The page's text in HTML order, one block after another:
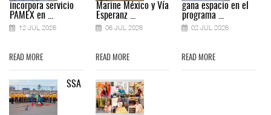
incorpora servicio
PAMEX en ...
12 JUL 2026
READ MORE
SSA
Marine México y Vía
Esperanz ...
06 JUL 2026
READ MORE
gana espacio en el
programa ...
02 JUL 2026
READ MORE